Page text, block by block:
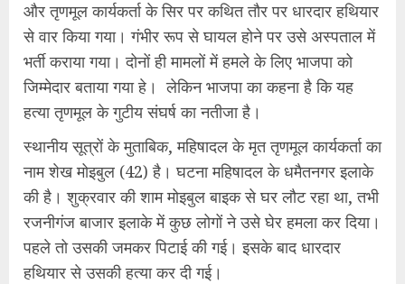
और तृणमूल कार्यकर्ता के सिर पर कथित तौर पर धारदार हथियार
से वार किया गया। गंभीर रूप से घायल होने पर उसे अस्पताल में
भर्ती कराया गया। दोनों ही मामलों में हमले के लिए भाजपा को
जिम्‍मेदार बताया गया हे। लेकिन भाजपा का क‍हना है कि यह
हत्या तृणमूल के गुटीय संघर्ष का नतीजा है।
स्थानीय सूत्रों के मुताबिक, महिषादल के मृत तृणमूल कार्यकर्ता का
नाम शेख मोइबुल (42) है। घटना महिषादल के धमैतनगर इलाके
की है। शुक्रवार की शाम मोइबुल बाइक से घर लौट रहा था, तभी
रजनीगंज बाजार इलाके में कुछ लोगों ने उसे घेर हमला कर दिया।
पहले तो उसकी जमकर पिटाई की गई। इसके बाद धारदार
हथियार से उसकी हत्या कर दी गई।